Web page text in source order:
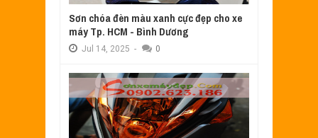
Sơn chóa đèn màu xanh cực đẹp cho xe
máy Tp. HCM - Bình Dương
Jul 14, 2025 - 0